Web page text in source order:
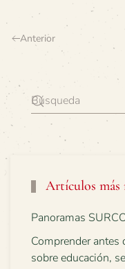
Anterior
Artículos más
Panoramas
Comprender
sobre educación,